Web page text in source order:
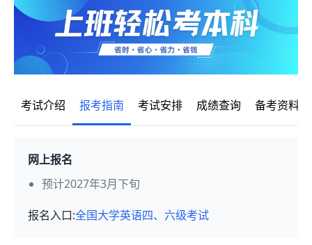
考试介绍 报考指南 考试安排 成绩查询 备考资料
网上报名
预计2027年3月下旬
报名入口:全国大学英语四、六级考试